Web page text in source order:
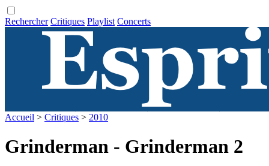
Rechercher Critiques Playlist Concerts
Accueil > Critiques > 2010
Grinderman - Grinderman 2